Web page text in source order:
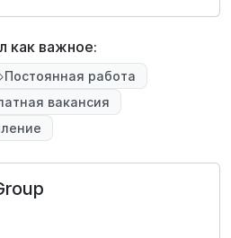
как важное:
Постоянная работа
вакансия